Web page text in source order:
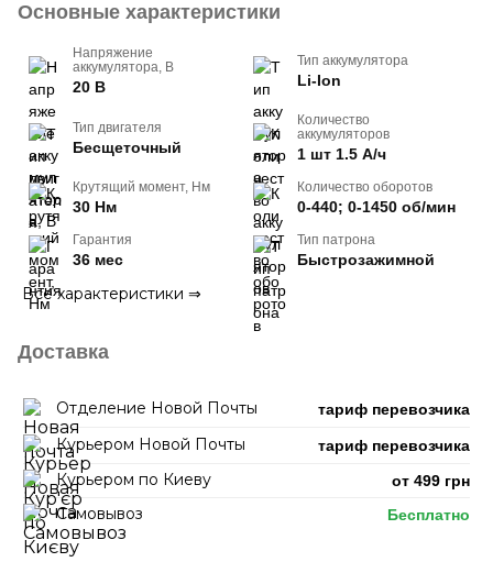
Основные характеристики
Напряжение
аккумулятора, В
20 В
Тип аккумулятора
Li-Ion
Тип двигателя
Бесщеточный
Количество
аккумуляторов
1 шт 1.5 А/ч
Крутящий момент, Нм
30 Нм
Количество оборотов
0-440; 0-1450 об/мин
Гарантия
36 мес
Тип патрона
Быстрозажимной
Все характеристики ⇒
Доставка
Отделение Новой Почты тариф перевозчика
Курьером Новой Почты тариф перевозчика
Курьером по Киеву от 499 грн
Самовывоз Бесплатно